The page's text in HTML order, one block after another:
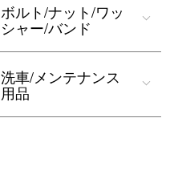
ボルト/ナット/ワッ
シャー/バンド
洗車/メンテナンス
用品